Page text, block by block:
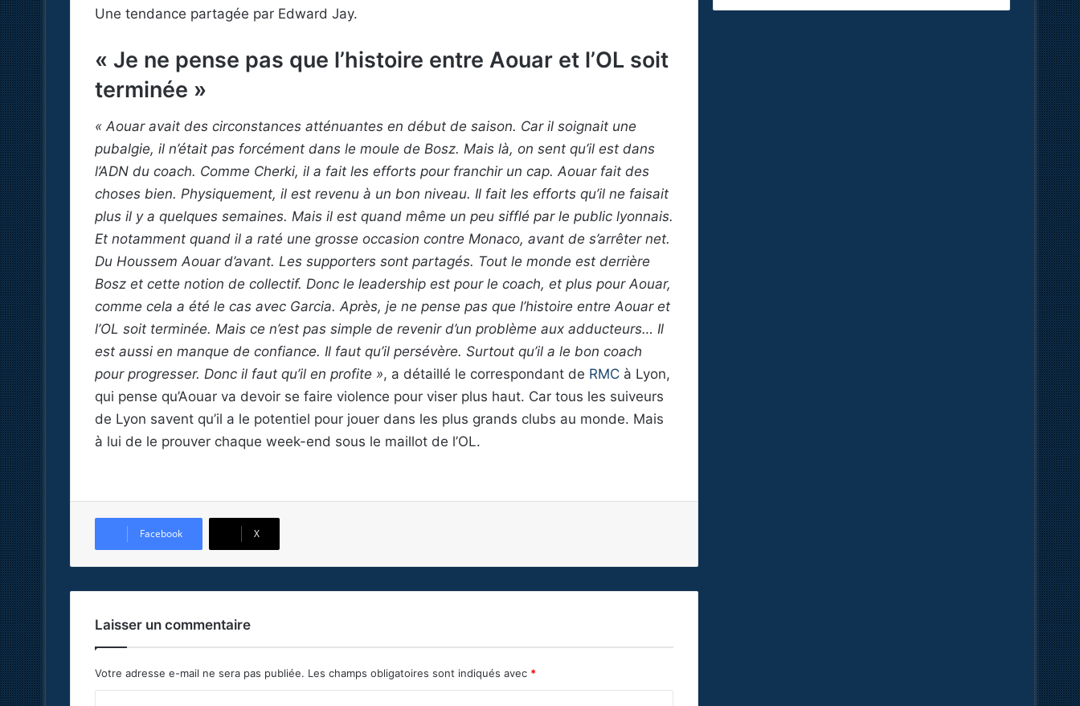
Une tendance partagée par Edward Jay.
« Je ne pense pas que l’histoire entre Aouar et l’OL soit
terminée »
« Aouar avait des circonstances atténuantes en début de saison. Car il soignait une
pubalgie, il n’était pas forcément dans le moule de Bosz. Mais là, on sent qu’il est dans
l’ADN du coach. Comme Cherki, il a fait les efforts pour franchir un cap. Aouar fait des
choses bien. Physiquement, il est revenu à un bon niveau. Il fait les efforts qu’il ne faisait
plus il y a quelques semaines. Mais il est quand même un peu sifflé par le public lyonnais.
Et notamment quand il a raté une grosse occasion contre Monaco, avant de s’arrêter net.
Du Houssem Aouar d’avant. Les supporters sont partagés. Tout le monde est derrière
Bosz et cette notion de collectif. Donc le leadership est pour le coach, et plus pour Aouar,
comme cela a été le cas avec Garcia. Après, je ne pense pas que l’histoire entre Aouar et
l’OL soit terminée. Mais ce n’est pas simple de revenir d’un problème aux adducteurs… Il
est aussi en manque de confiance. Il faut qu’il persévère. Surtout qu’il a le bon coach
pour progresser. Donc il faut qu’il en profite », a détaillé le correspondant de RMC à Lyon,
qui pense qu’Aouar va devoir se faire violence pour viser plus haut. Car tous les suiveurs
de Lyon savent qu’il a le potentiel pour jouer dans les plus grands clubs au monde. Mais
à lui de le prouver chaque week-end sous le maillot de l’OL.
Facebook X
Laisser un commentaire
Votre adresse e-mail ne sera pas publiée. Les champs obligatoires sont indiqués avec *